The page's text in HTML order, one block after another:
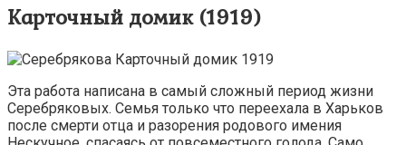
Карточный домик (1919)
Эта работа написана в самый сложный период жизни
Серебряковых. Семья только что переехала в Харьков
после смерти отца и разорения родового имения